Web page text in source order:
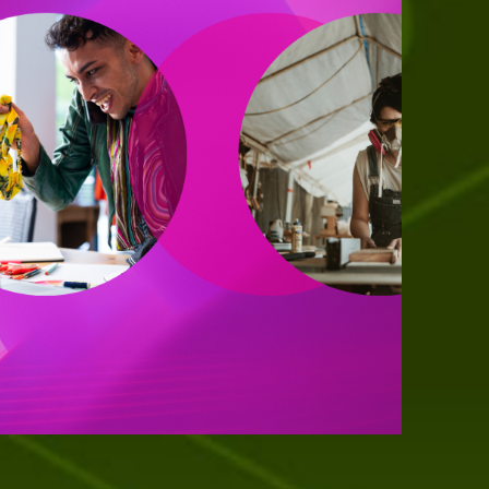
qui met en lumière nos six années
dans la transformation du monde du
au Canada.
le rapport